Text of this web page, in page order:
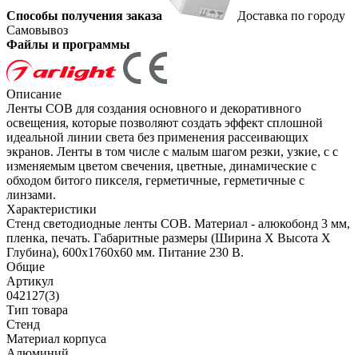
Способы получения заказа
Доставка по городу
Самовывоз
Файлы и программы
Описание
Ленты СОВ для создания основного и декоративного
освещения, которые позволяют создать эффект сплошной
идеальной линии света без применения рассеивающих
экранов. Ленты в том числе с малым шагом резки, узкие, с с
изменяемым цветом свечения, цветные, динамические с
обходом битого пикселя, герметичные, герметичные с
линзами.
Характеристики
Стенд светодиодные ленты COB. Материал - алюкобонд 3 мм,
пленка, печать. Габаритные размеры (Ширина Х Высота Х
Глубина), 600х1760х60 мм. Питание 230 В.
Общие
Артикул
042127(3)
Тип товара
Стенд
Материал корпуса